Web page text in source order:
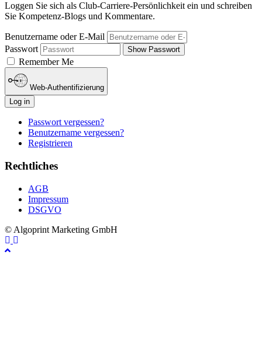
Loggen Sie sich als Club-Carriere-Persönlichkeit ein und schreiben
Sie Kompetenz-Blogs und Kommentare.
Benutzername oder E-Mail
Passwort
Show Passwort
Remember Me
Web-Authentifizierung
Log in
Passwort vergessen?
Benutzername vergessen?
Registrieren
Rechtliches
AGB
Impressum
DSGVO
© Algoprint Marketing GmbH